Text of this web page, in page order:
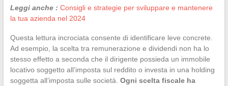
Leggi anche : Consigli e strategie per sviluppare e mantenere
la tua azienda nel 2024
Questa lettura incrociata consente di identificare leve concrete.
Ad esempio, la scelta tra remunerazione e dividendi non ha lo
stesso effetto a seconda che il dirigente possieda un immobile
locativo soggetto all’imposta sul reddito o investa in una holding
soggetta all’imposta sulle società. Ogni scelta fiscale ha